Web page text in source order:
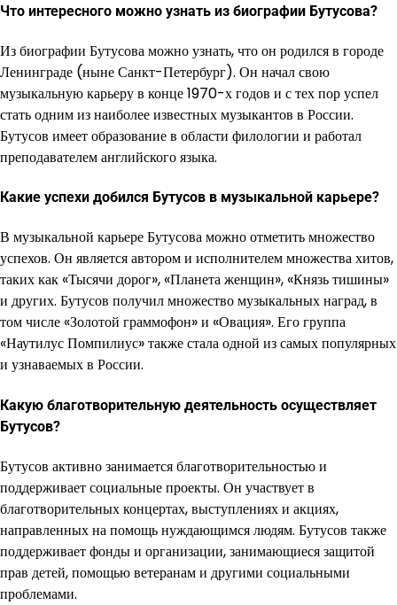
Что интересного можно узнать из биографии Бутусова?
Из биографии Бутусова можно узнать, что он родился в городе
Ленинграде (ныне Санкт-Петербург). Он начал свою
музыкальную карьеру в конце 1970-х годов и с тех пор успел
стать одним из наиболее известных музыкантов в России.
Бутусов имеет образование в области филологии и работал
преподавателем английского языка.
Какие успехи добился Бутусов в музыкальной карьере?
В музыкальной карьере Бутусова можно отметить множество
успехов. Он является автором и исполнителем множества хитов,
таких как «Тысячи дорог», «Планета женщин», «Князь тишины»
и других. Бутусов получил множество музыкальных наград, в
том числе «Золотой граммофон» и «Овация». Его группа
«Наутилус Помпилиус» также стала одной из самых популярных
и узнаваемых в России.
Какую благотворительную деятельность осуществляет
Бутусов?
Бутусов активно занимается благотворительностью и
поддерживает социальные проекты. Он участвует в
благотворительных концертах, выступлениях и акциях,
направленных на помощь нуждающимся людям. Бутусов также
поддерживает фонды и организации, занимающиеся защитой
прав детей, помощью ветеранам и другими социальными
проблемами.